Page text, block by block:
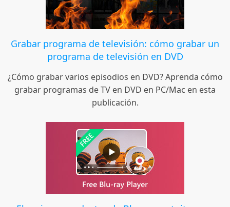
Grabar programa de televisión: cómo grabar un
programa de televisión en DVD
¿Cómo grabar varios episodios en DVD? Aprenda cómo
grabar programas de TV en DVD en PC/Mac en esta
publicación.